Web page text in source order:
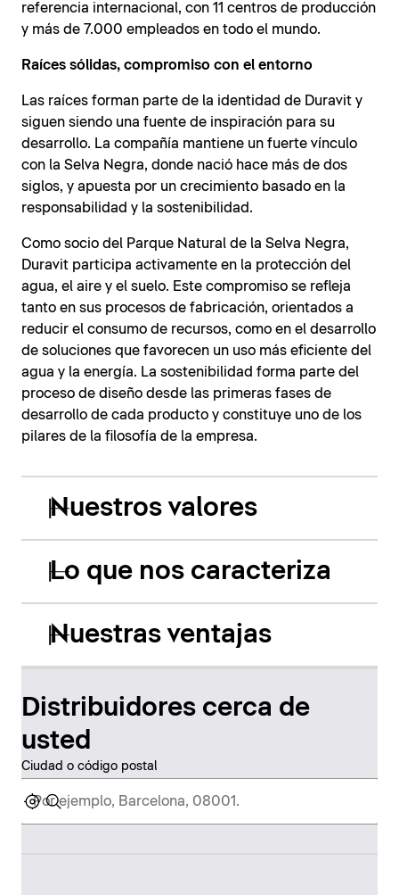
referencia internacional, con 11 centros de producción
y más de 7.000 empleados en todo el mundo.
Raíces sólidas, compromiso con el entorno
Las raíces forman parte de la identidad de Duravit y
siguen siendo una fuente de inspiración para su
desarrollo. La compañía mantiene un fuerte vínculo
con la Selva Negra, donde nació hace más de dos
siglos, y apuesta por un crecimiento basado en la
responsabilidad y la sostenibilidad.
Como socio del Parque Natural de la Selva Negra,
Duravit participa activamente en la protección del
agua, el aire y el suelo. Este compromiso se refleja
tanto en sus procesos de fabricación, orientados a
reducir el consumo de recursos, como en el desarrollo
de soluciones que favorecen un uso más eficiente del
agua y la energía. La sostenibilidad forma parte del
proceso de diseño desde las primeras fases de
desarrollo de cada producto y constituye uno de los
pilares de la filosofía de la empresa.
Nuestros valores
Lo que nos caracteriza
Nuestras ventajas
Distribuidores cerca de
usted
Ciudad o código postal